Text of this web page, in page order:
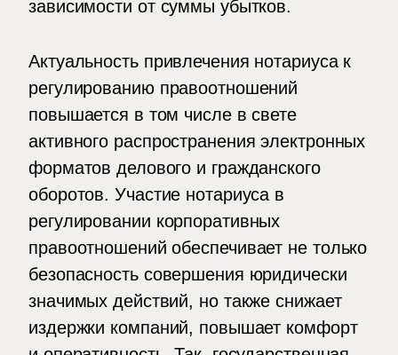
зависимости от суммы убытков.
Актуальность привлечения нотариуса к
регулированию правоотношений
повышается в том числе в свете
активного распространения электронных
форматов делового и гражданского
оборотов. Участие нотариуса в
регулировании корпоративных
правоотношений обеспечивает не только
безопасность совершения юридически
значимых действий, но также снижает
издержки компаний, повышает комфорт